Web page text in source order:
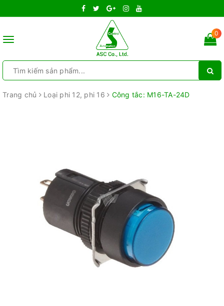
Toggle
0
Trang chủ Loại phi 12, phi 16 Công tắc: M16-TA-24D